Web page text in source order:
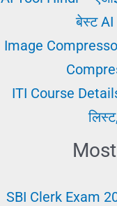
बेस्ट AI
Image
ITI Course
SBI Clerk Exam